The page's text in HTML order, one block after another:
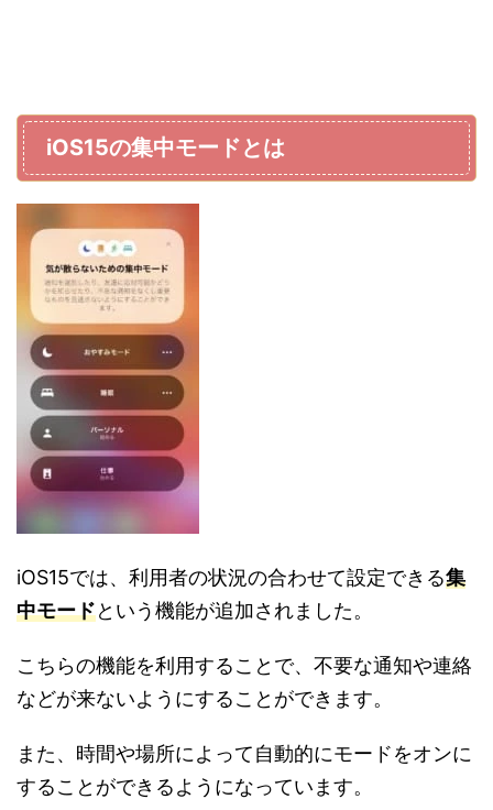
iOS15の集中モードとは
iOS15では、利用者の状況の合わせて設定できる集
中モードという機能が追加されました。
こちらの機能を利用することで、不要な通知や連絡
などが来ないようにすることができます。
また、時間や場所によって自動的にモードをオンに
することができるようになっています。